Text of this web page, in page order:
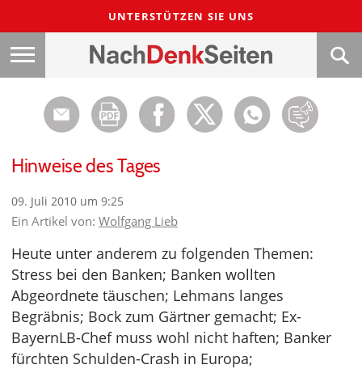
UNTERSTÜTZEN SIE UNS
Hinweise des Tages
09. Juli 2010 um 9:25
Ein Artikel von: Wolfgang Lieb
Heute unter anderem zu folgenden Themen:
Stress bei den Banken; Banken wollten
Abgeordnete täuschen; Lehmans langes
Begräbnis; Bock zum Gärtner gemacht; Ex-
BayernLB-Chef muss wohl nicht haften; Banker
fürchten Schulden-Crash in Europa;